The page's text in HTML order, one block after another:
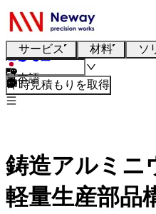
サービス 材料 ソ
日本語
即時見積もりを取得
鋳造アルミニ
軽量生産部品